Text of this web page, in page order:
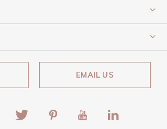
EMAIL US